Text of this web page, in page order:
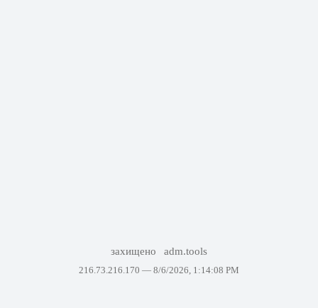
захищено adm.tools
216.73.216.170 — 8/6/2026, 1:14:08 PM